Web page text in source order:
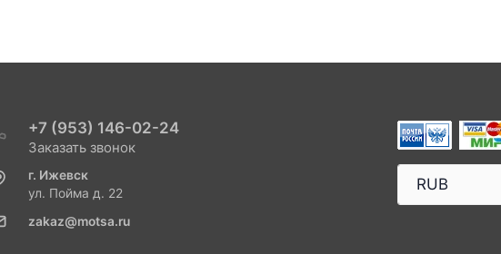
+7 (953) 146-02-24
Заказать звонок
г. Ижевск
ул. Пойма д. 22
zakaz@motsa.ru